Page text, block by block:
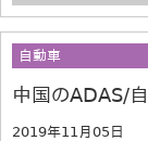
自動車
中国のADAS/
2019年11月05日